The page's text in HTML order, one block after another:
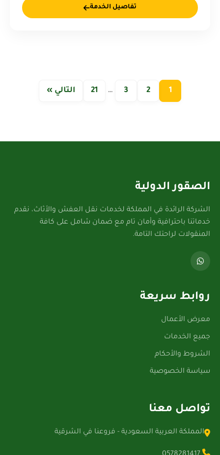
تفاصيل الخدمة
1
2
3
…
21 التالي »
الصقور الدولية
الشركة الرائدة في المملكة لخدمات نقل العفش والأثاث، نقدم
خدماتنا باحترافية وأمان تام مع ضمان شامل على كافة
المنقولات لراحتك التامة.
روابط سريعة
معرض الأعمال
جميع الخدمات
الشروط والأحكام
سياسة الخصوصية
تواصل معنا
المملكة العربية السعودية - فروعنا في الشرقية